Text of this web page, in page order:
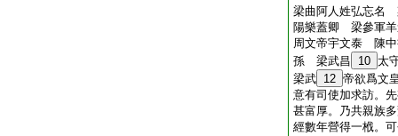
梁曲阿人姓弘忘名
陽樂蓋卿 梁參軍
周文帝宇文泰 陳
孫 梁武昌
10 太
梁武 12 帝欲爲文
意有司使加求訪。
甚富厚。乃共親族
經數年營得一栰。